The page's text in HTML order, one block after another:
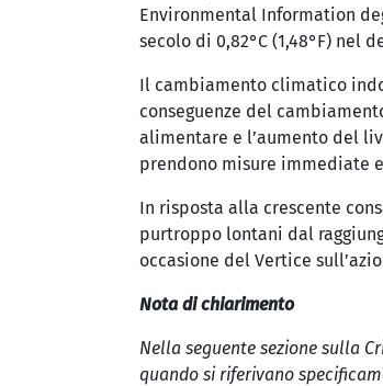
Environmental Information
secolo di 0,82°C (1,48°F) nel
Il cambiamento climatico
conseguenze del
alimentare e l’aumento del
prendono misure immediate
In risposta alla crescente
purtroppo lontani dal
occasione del Vertice
Nota di chiarimento
Nella seguente sezione sulla
quando si riferivano